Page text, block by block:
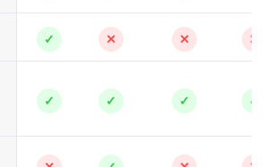
✓ ✕ ✕ ✕
✓ ✓ ✓ ✓